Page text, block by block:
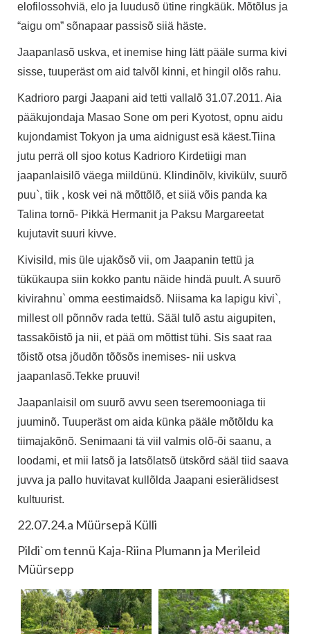
elofilossohviä, elo ja luudusõ ütine ringkäük. Mõtõlus ja
“aigu om” sõnapaar passisõ siiä häste.
Jaapanlasõ uskva, et inemise hing lätt pääle surma kivi
sisse, tuuperäst om aid talvõl kinni, et hingil olõs rahu.
Kadrioro pargi Jaapani aid tetti vallalõ 31.07.2011. Aia
pääkujondaja Masao Sone om peri Kyotost, opnu aidu
kujondamist Tokyon ja uma aidnigust esä käest.Tiina
jutu perrä oll sjoo kotus Kadrioro Kirdetiigi man
jaapanlaisilõ väega miildünü. Klindinõlv, kivikülv, suurõ
puu`, tiik , kosk vei nä mõttõlõ, et siiä võis panda ka
Talina tornõ- Pikkä Hermanit ja Paksu Margareetat
kujutavit suuri kivve.
Kivisild, mis üle ujakõsõ vii, om Jaapanin tettü ja
tükükaupa siin kokko pantu näide hindä puult. A suurõ
kivirahnu` omma eestimaidsõ. Niisama ka lapigu kivi`,
millest oll põnnõv rada tettü. Sääl tulõ astu aigupiten,
tassakõistõ ja nii, et pää om mõttist tühi. Sis saat raa
tõistõ otsa jõudõn tõõsõs inemises- nii uskva
jaapanlasõ.Tekke pruuvi!
Jaapanlaisil om suurõ avvu seen tseremooniaga tii
juuminõ. Tuuperäst om aida künka pääle mõtõldu ka
tiimajakõnõ. Senimaani tä viil valmis olõ-õi saanu, a
loodami, et mii latsõ ja latsõlatsõ ütskõrd sääl tiid saava
juvva ja pallo huvitavat kullõlda Jaapani esierälidsest
kultuurist.
22.07.24.a Müürsepä Külli
Pildi`om tennü Kaja-Riina Plumann ja Merileid
Müürsepp